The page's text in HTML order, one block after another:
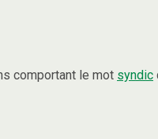
comportant le mot syndic